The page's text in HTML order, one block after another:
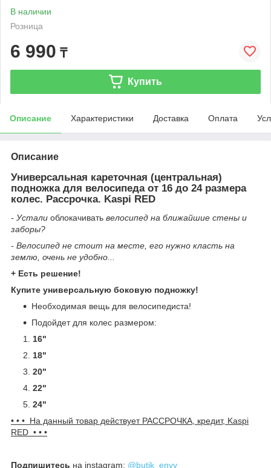
В наличии
Розница
6 990 ₸
Купить
Описание Характеристики Доставка Оплата
Описание
Универсальная кареточная (центральная)
подножка для велосипеда от 16 до 24 размера
колес. Рассрочка. Kaspi RED
- Устали облокачивать велосипед на ближайшие стены и
заборы?
- Велосипед не стоит на месте, его нужно класть на
землю, очень не удобно...
+ Есть решение!
Купите универсальную боковую подножку!
Необходимая вещь для велосипедиста!
Подойдет для колес размером:
16"
18"
20"
22"
24"
• • • На данный товар действует РАССРОЧКА, кредит, Kaspi
RED • • •
Подпишитесь на instagram: @butik_envy